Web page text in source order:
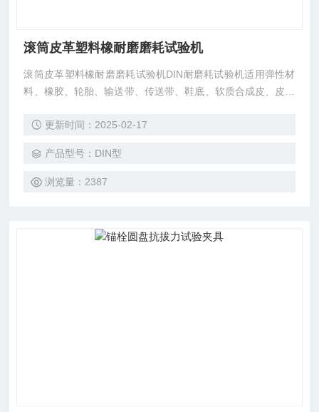
滚筒皮革塑料橡耐磨磨耗试验机
滚筒皮革塑料橡耐磨磨耗试验机DIN耐磨耗试验机适用弹性材
料、橡胶、轮胎、输送带、传送带、鞋底、软质合成皮、皮革
符合DIN-53516，ISO/DIS4649,GB-9867标准。
更新时间：2025-02-17
产品型号：DIN型
浏览量：2387